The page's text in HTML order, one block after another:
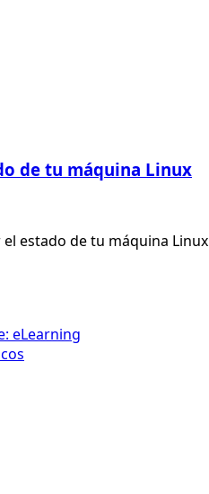
de tu máquina Linux
estado de tu máquina Linux
eLearning